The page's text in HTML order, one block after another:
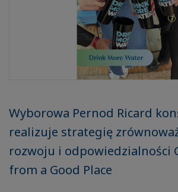
Wyborowa Pernod Ricard
realizuje strategię
rozwoju i odpowiedzialności
from a Good Place